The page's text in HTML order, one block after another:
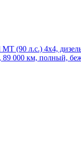
(90 л.с.) 4x4,
89 000 км, полный,